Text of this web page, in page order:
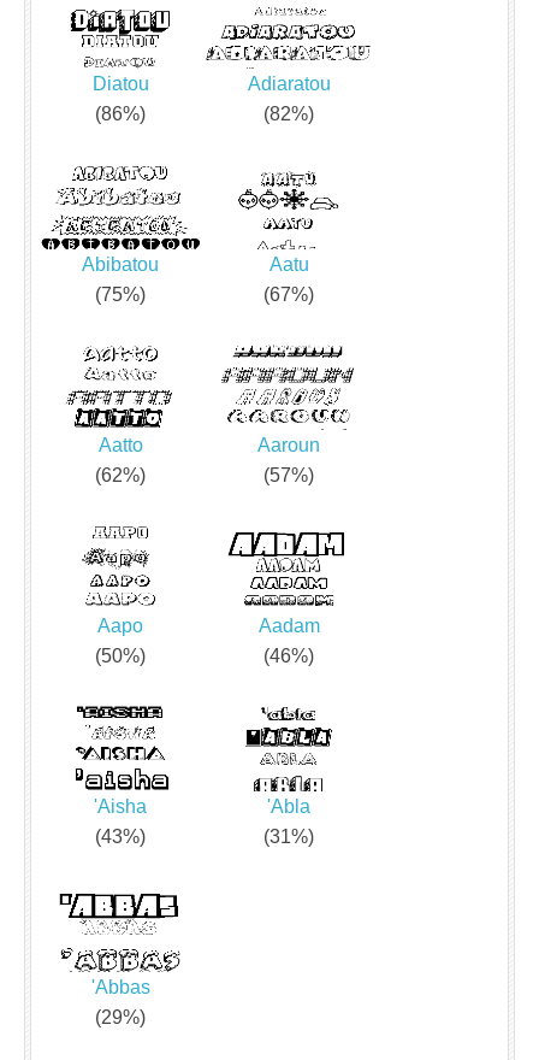
Diatou
(86%)
Adiaratou
(82%)
Abibatou
(75%)
Aatu
(67%)
Aatto
(62%)
Aaroun
(57%)
Aapo
(50%)
Aadam
(46%)
'Aisha
(43%)
'Abla
(31%)
'Abbas
(29%)